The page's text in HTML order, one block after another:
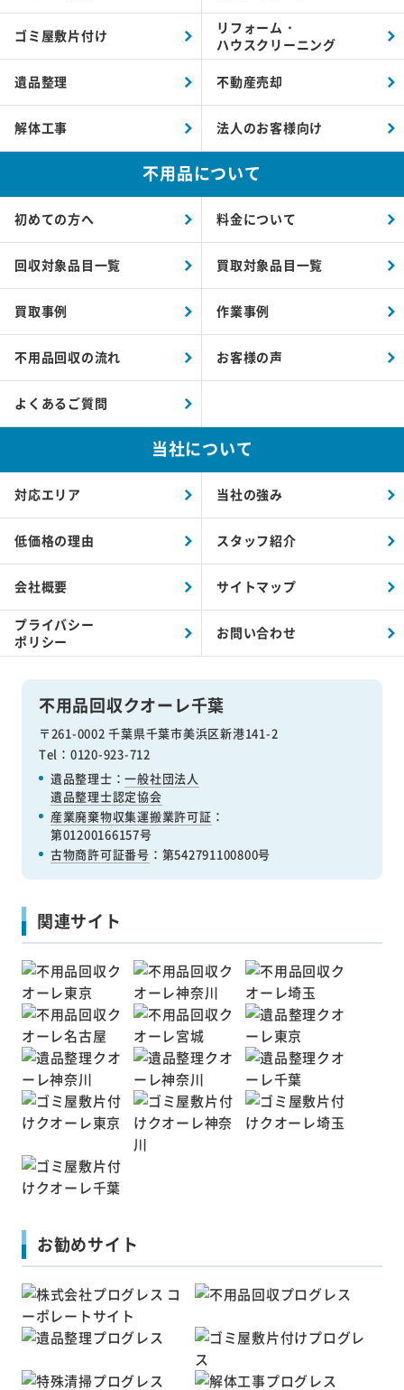
不用品回収クオーレ千葉
〒261-0002 千葉県千葉市美浜区新港141-2
Tel：0120-923-712
遺品整理士：一般社団法人
遺品整理士認定協会
産業廃棄物収集運搬業許可証 ：
第01200166157号
古物商許可証番号 ：第542791100800号
ゴミ屋敷片付け
リフォーム・
ハウスクリーニング
遺品整理 不動産売却
解体工事 法人のお客様向け
不用品について
初めての方へ 料金について
回収対象品目一覧 買取対象品目一覧
買取事例 作業事例
不用品回収の流れ お客様の声
よくあるご質問
当社について
対応エリア 当社の強み
低価格の理由 スタッフ紹介
会社概要 サイトマップ
プライバシー
ポリシー
お問い合わせ
関連サイト
お勧めサイト